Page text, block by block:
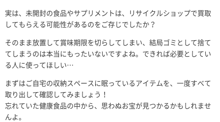
実は、未開封の食品やサプリメントは、リサイクルショップで買取
してもらえる可能性があるのをご存じでしたか？
そのまま放置して賞味期限を切らしてしまい、結局ゴミとして捨て
てしまうのは本当にもったいないですよね。できれば必要としてい
る人に使ってほしい…
まずはご自宅の収納スペースに眠っているアイテムを、一度すべて
取り出して確認してみましょう！
忘れていた健康食品の中から、思わぬお宝が見つかるかもしれませ
んよ。